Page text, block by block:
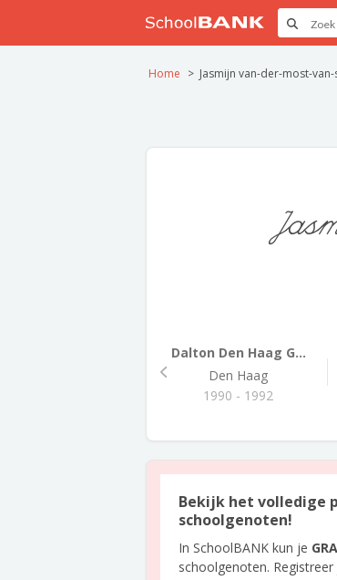
Home Jasmijn van-der-most-
Dalton Den Haag G...
Den Haag
1990 - 1992
Bekijk het volledige
schoolgenoten!
In SchoolBANK kun je
schoolgenoten.